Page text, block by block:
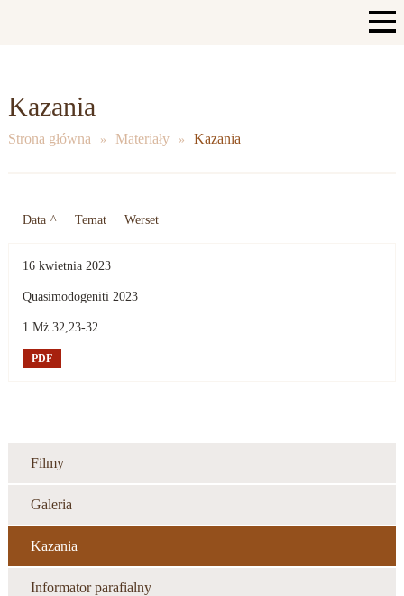
Kazania
Strona główna Materiały Kazania
Data ^ Temat Werset
16 kwietnia 2023
Quasimodogeniti 2023
1 Mż 32,23-32
PDF
Filmy
Galeria
Kazania
Informator parafialny